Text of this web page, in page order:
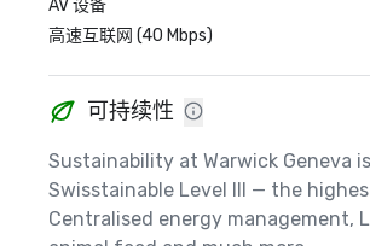
AV 设备
高速互联网 (40 Mbps)
可持续性
Sustainability at Warwick Geneva
Swisstainable Level III — the
Centralised energy management,